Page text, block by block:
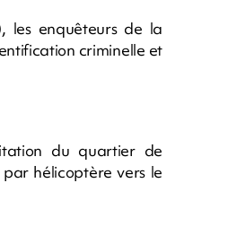
les enquêteurs de la
criminelle et
du quartier de
hélicoptère vers le